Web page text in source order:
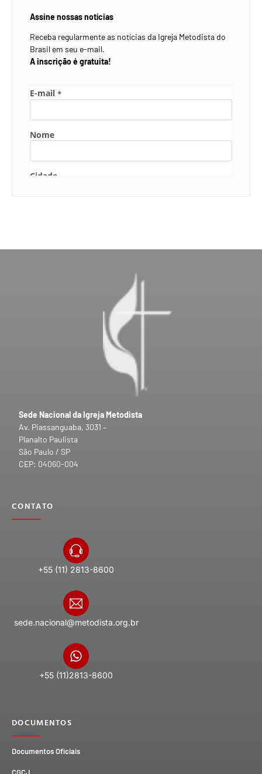
Assine nossas notícias
Receba regularmente as notícias da Igreja Metodista do
Brasil em seu e-mail.
A inscrição é gratuita!
Sede Nacional da Igreja Metodista
Av. Piassanguaba, 3031 –
Planalto Paulista
São Paulo / SP
CEP: 04060-004
CONTATO
+55 (11) 2813-8600
sede.nacional@metodista.org.br
+55 (11)2813-8600
DOCUMENTOS
Documentos Oficiais